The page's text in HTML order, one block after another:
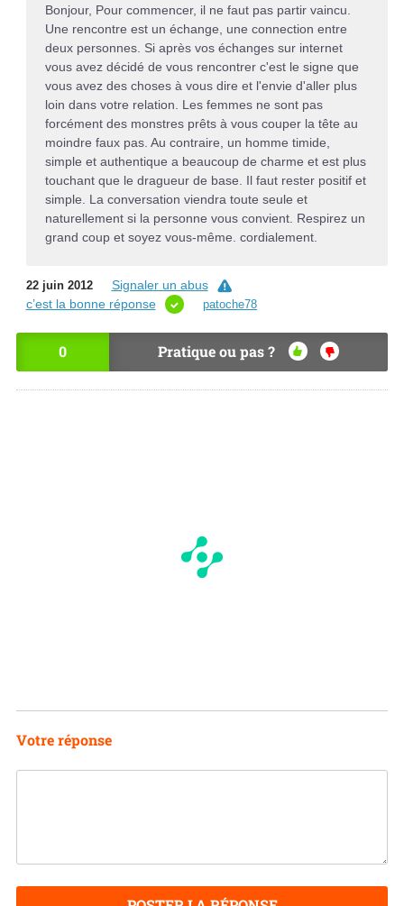
Bonjour, Pour commencer, il ne faut pas partir vaincu.
Une rencontre est un échange, une connection entre
deux personnes. Si après vos échanges sur internet
vous avez décidé de vous rencontrer c'est le signe que
vous avez des choses à vous dire et l'envie d'aller plus
loin dans votre relation. Les femmes ne sont pas
forcément des monstres prêts à vous couper la tête au
moindre faux pas. Au contraire, un homme timide,
simple et authentique a beaucoup de charme et est plus
touchant que le dragueur de base. Il faut rester positif et
simple. La conversation viendra toute seule et
naturellement si la personne vous convient. Respirez un
grand coup et soyez vous-même. cordialement.
22 juin 2012
Signaler un abus
c’est la bonne réponse
patoche78
0 Pratique ou pas ?
OU
I
NO
Votre réponse